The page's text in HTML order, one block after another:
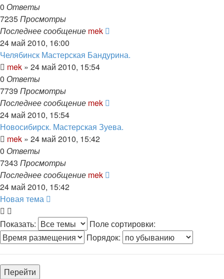
0 Ответы
7235Просмотры
Последнее сообщение mek
24 май 2010, 16:00
Челябинск Мастерская Бандурина.
mek » 24 май 2010, 15:54
0 Ответы
7739 Просмотры
Последнее сообщение mek
24 май 2010, 15:54
Новосибирск. Мастерская Зуева.
mek » 24 май 2010, 15:42
0 Ответы
7343 Просмотры
Последнее сообщение mek
24 май 2010, 15:42
Новая тема
Показать:
Поле сортировки:
Порядок: